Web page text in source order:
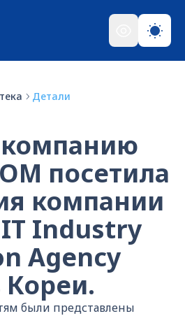
Детали
посетила
компании
Industry
Agency
Кореи.
были представлены